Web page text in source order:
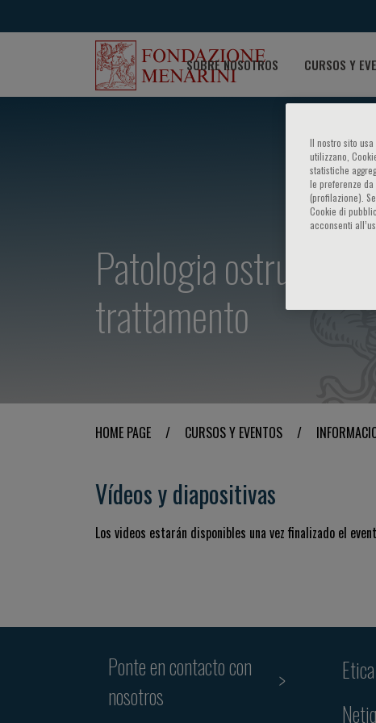
SOBRE NOSOTROS CURSOS Y
Patologia ostruttiva
trattamento
HOME PAGE / CURSOS Y EVENTOS /
Vídeos y diapositivas
Los videos estarán disponibles una vez finalizado el
Ponte en contacto con
nosotros
Il nostro sito
utilizzano,
statistiche
le preferenze
(profilazione).
Cookie di
acconsenti